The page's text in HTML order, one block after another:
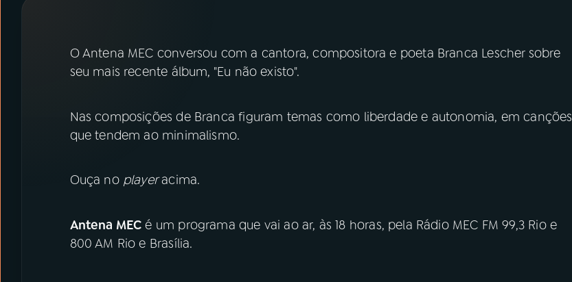
ACOMPANHE A RÁDIO MEC
Instagram X
O Antena MEC conversou com a cantora, compositora e poeta Branca Lescher sobre
seu mais recente álbum, "Eu não existo".
Nas composições de Branca figuram temas como liberdade e autonomia, em canções
que tendem ao minimalismo.
Ouça no playeracima.
Antena MEC é um programa que vai ao ar, às 18 horas, pela Rádio MEC FM 99,3 Rio e
800 AM Rio e Brasília.